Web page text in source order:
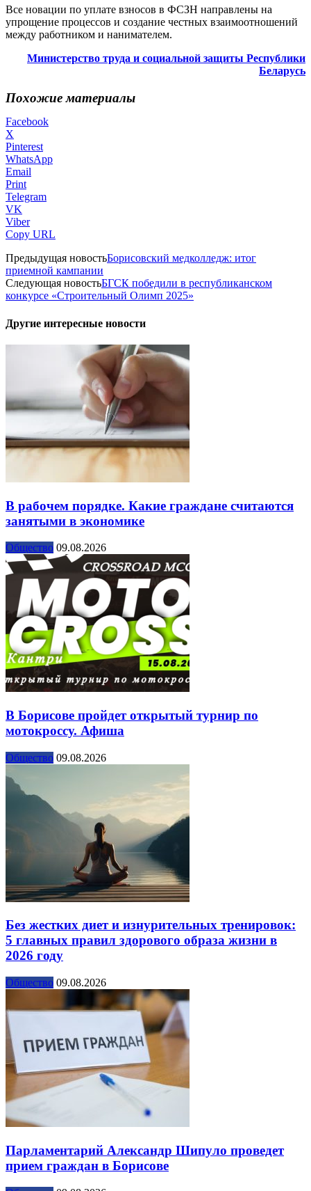
Все новации по уплате взносов в ФСЗН направлены на
упрощение процессов и создание честных взаимоотношений
между работником и нанимателем.
Министерство труда и социальной защиты Республики
Беларусь
Похожие материалы
Facebook
X
Pinterest
WhatsApp
Email
Print
Telegram
VK
Viber
Copy URL
Предыдущая новостьБорисовский медколледж: итог
приемной кампании
Следующая новостьБГСК победили в республиканском
конкурсе «Строительный Олимп 2025»
Другие интересные новости
В рабочем порядке. Какие граждане считаются
занятыми в экономике
Общество 09.08.2026
В Борисове пройдет открытый турнир по
мотокроссу. Афиша
Общество 09.08.2026
Без жестких диет и изнурительных тренировок:
5 главных правил здорового образа жизни в
2026 году
Общество 09.08.2026
Парламентарий Александр Шипуло проведет
прием граждан в Борисове